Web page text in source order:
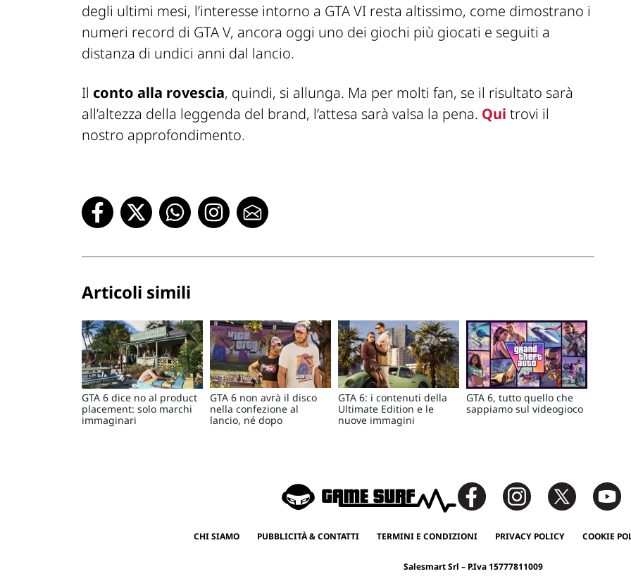
degli ultimi mesi, l’interesse intorno a GTA VI resta altissimo, come dimostrano i
numeri record di GTA V, ancora oggi uno dei giochi più giocati e seguiti a
distanza di undici anni dal lancio.
Il conto alla rovescia, quindi, si allunga. Ma per molti fan, se il risultato sarà
all’altezza della leggenda del brand, l’attesa sarà valsa la pena. Qui trovi il
nostro approfondimento.
Articoli simili
GTA 6 dice no al product
placement: solo marchi
immaginari
GTA 6 non avrà il disco
nella confezione al
lancio, né dopo
GTA 6: i contenuti della
Ultimate Edition e le
nuove immagini
GTA 6, tutto quello che
sappiamo sul videogioco
CHI SIAMO PUBBLICITÀ & CONTATTI TERMINI E CONDIZIONI PRIVACY POLICY COOKIE
Salesmart Srl – P.Iva 15777811009